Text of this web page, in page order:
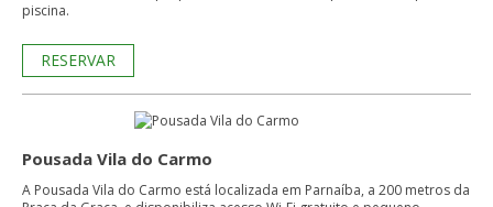
piscina.
RESERVAR
Pousada Vila do Carmo
A Pousada Vila do Carmo está localizada em Parnaíba, a 200 metros da